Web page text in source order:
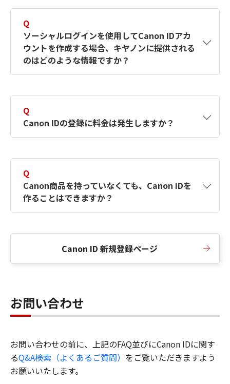
す。詳しい作成方法は【カメラ】Canon IDとは
何ですか？Canon IDの作成方法は？をご確認く
ださい。
Q
ソーシャルログインを使用してCanon IDアカ
ウントを作成する場合、キヤノンに提供される
のはどのような情報ですか？
択したサービスから取得します。アカウントを
簡単に作成できるように、この情報を使用して
Canon IDの登録フォームを入力します。
Q
Canon IDの登録に料金は発生しますか？
Q
Canon商品を持っていなくても、Canon IDを
作ることはできますか？
Canon ID 新規登録ページ
お問い合わせ
お問い合わせの前に、上記のFAQ並びにCanon IDに関す
るQ&A検索（よくあるご質問） をご覧いただきますよう
お願いいたします。